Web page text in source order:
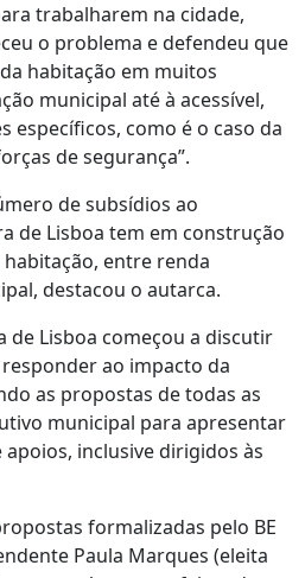
trabalharem na cidade,
o problema e defendeu que
habitação em muitos
municipal até à acessível,
específicos, como é o caso da
de segurança”.
de subsídios ao
de Lisboa tem em construção
entre renda
destacou o autarca.
de Lisboa começou a discutir
ao impacto da
as propostas de todas as
municipal para apresentar
inclusive dirigidos às
formalizadas pelo BE
Paula Marques (eleita